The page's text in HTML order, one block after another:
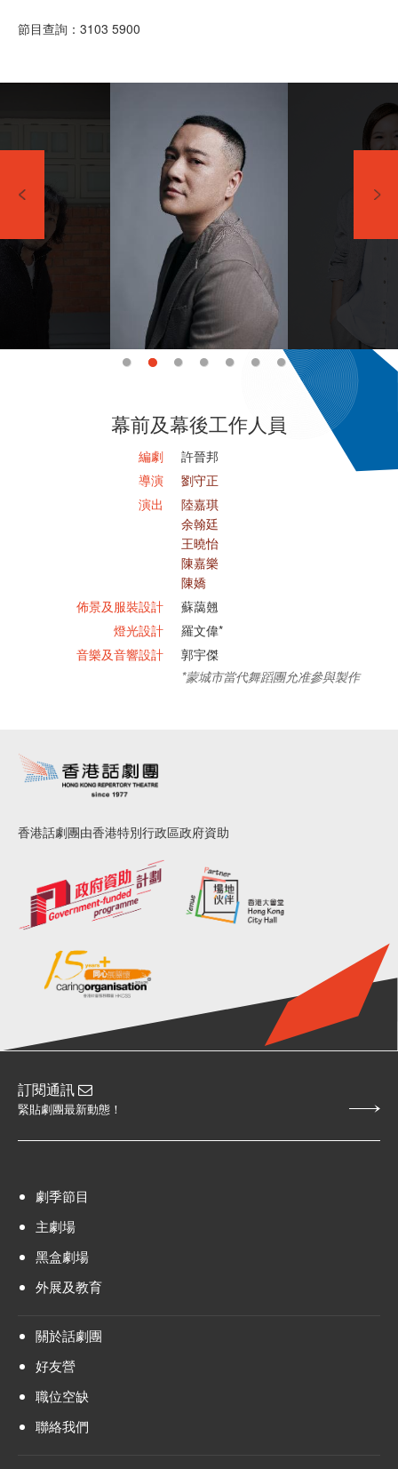
節目查詢：3103 5900
幕前及幕後工作人員
編劇
許晉邦
導演
劉守正
演出
陸嘉琪
余翰廷
王曉怡
陳嘉樂
陳嬌
佈景及服裝設計
蘇藹翹
燈光設計
羅文偉*
音樂及音響設計
郭宇傑
*蒙城市當代舞蹈團允准參與製作
香港話劇團由香港特別行政區政府資助
訂閱通訊
緊貼劇團最新動態！
劇季節目
主劇場
黑盒劇場
外展及教育
關於話劇團
好友營
職位空缺
聯絡我們